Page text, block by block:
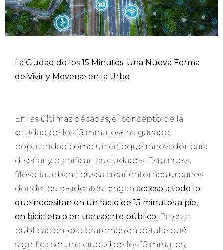
La Ciudad de los 15 Minutos: Una Nueva Forma
de Vivir y Moverse en la Urbe
En las últimas décadas, el concepto de la
«ciudad de los 15 minutos» ha ganado
popularidad como un enfoque innovador para
diseñar y planificar las ciudades. Esta nueva
filosofía urbana busca crear entornos urbanos
donde los residentes tengan acceso a todo lo
que necesitan en un radio de 15 minutos a pie,
en bicicleta o en transporte público. En esta
publicación, exploraremos en detalle qué
significa ser una ciudad de los 15 minutos,